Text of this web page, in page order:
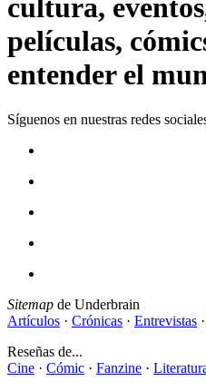
cultura,
películas,
entender el
Síguenos en nuestras redes
Sitemap de Underbrain
Artículos · Crónicas · Entrevistas ·
Reseñas de...
Cine · Cómic · Fanzine ·